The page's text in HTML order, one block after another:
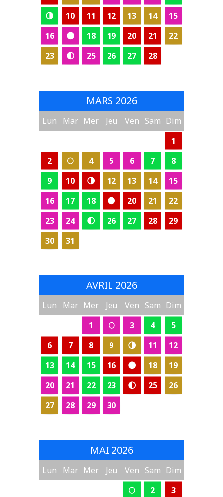
🌗
10 11 12 13 14
15
16
🌑 18 19 20 21
22
23
🌓 25 26 27 28
MARS 2026
Lun Mar Mer Jeu Ven Sam Dim
1
2
🌕 4 5 6 7
8
9
10 🌗 12 13 14
15
16
17 18 🌑 20 21
22
23
24 🌓 26 27 28
29
30
31
AVRIL 2026
Lun Mar Mer Jeu Ven Sam Dim
1
🌕 3 4
5
6
7 8 9 🌗 11
12
13
14 15 16 🌑 18
19
20
21 22 23 🌓 25
26
27
28 29 30
MAI 2026
Lun Mar Mer Jeu Ven Sam Dim
🌕
2
3